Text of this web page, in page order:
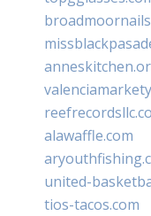
alawaffle.com
united-
tios-tacos.com